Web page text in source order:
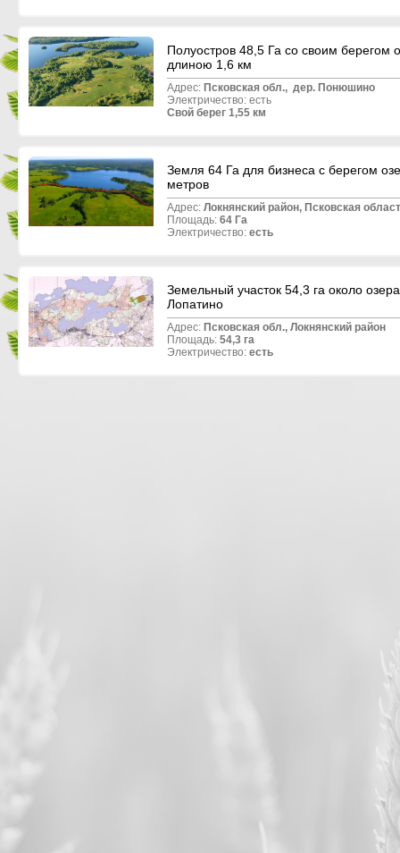
Полуостров 48,5 Га со своим берегом
длиною 1,6 км
Адрес: Псковская обл., дер. Понюшино
Электричество: есть
Свой берег 1,55 км
Земля 64 Га для бизнеса с берегом
метров
Адрес: Локнянский район, Псковская
Площадь: 64 Га
Электричество: есть
Земельный участок 54,3 га около озера
Лопатино
Адрес: Псковская обл., Локнянский район
Площадь: 54,3 га
Электричество: есть